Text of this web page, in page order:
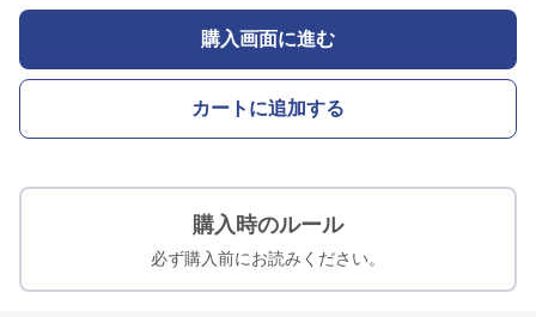
購入画面に進む
カートに追加する
購入時のルール
必ず購入前にお読みください。